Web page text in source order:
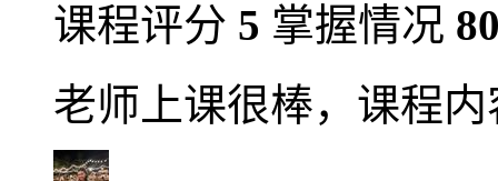
课程评分 5 掌握情况
老师上课很棒，课程